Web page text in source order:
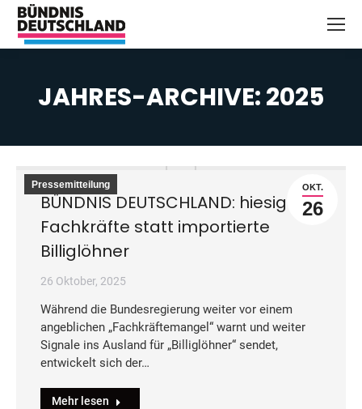
JAHRES-ARCHIVE:2025
OKT.
26
Pressemitteilung
BÜNDNIS DEUTSCHLAND: hiesige
Fachkräfte statt importierte
Billiglöhner
26 Oktober, 2025
Während die Bundesregierung weiter vor einem
angeblichen „Fachkräftemangel“ warnt und weiter
Signale ins Ausland für „Billiglöhner“ sendet,
entwickelt sich der…
Mehr lesen